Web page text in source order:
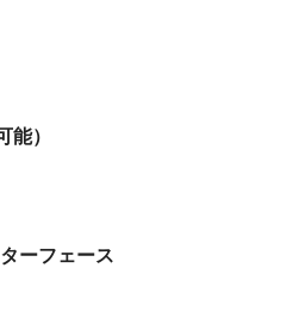
）
ーフェース